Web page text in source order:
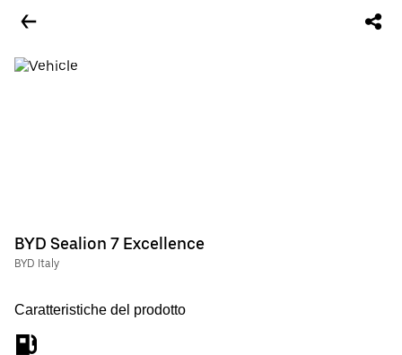
BYD Sealion 7 Excellence
BYD Italy
Caratteristiche del prodotto